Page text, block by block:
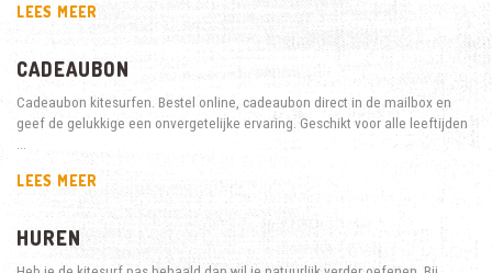
LEES MEER
CADEAUBON
Cadeaubon kitesurfen. Bestel online, cadeaubon direct in de mailbox en
geef de gelukkige een onvergetelijke ervaring. Geschikt voor alle leeftijden
LEES MEER
HUREN